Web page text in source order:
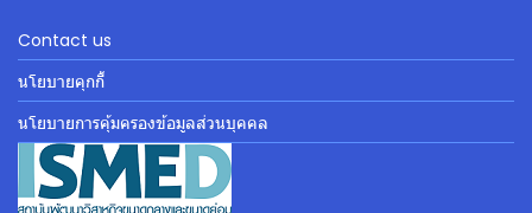
Contact us
นโยบายคุกกี้
นโยบายการคุ้มครองข้อมูลส่วนบุคคล